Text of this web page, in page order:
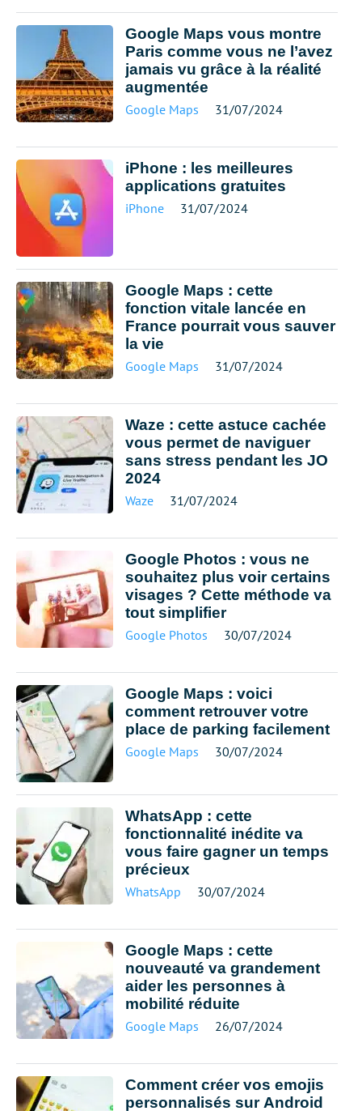
Google Maps vous montre
Paris comme vous ne l’avez
jamais vu grâce à la réalité
augmentée
Google Maps 31/07/2024
iPhone : les meilleures
applications gratuites
iPhone 31/07/2024
Google Maps : cette
fonction vitale lancée en
France pourrait vous sauver
la vie
Google Maps 31/07/2024
Waze : cette astuce cachée
vous permet de naviguer
sans stress pendant les JO
2024
Waze 31/07/2024
Google Photos : vous ne
souhaitez plus voir certains
visages ? Cette méthode va
tout simplifier
Google Photos 30/07/2024
Google Maps : voici
comment retrouver votre
place de parking facilement
Google Maps 30/07/2024
WhatsApp : cette
fonctionnalité inédite va
vous faire gagner un temps
précieux
WhatsApp 30/07/2024
Google Maps : cette
nouveauté va grandement
aider les personnes à
mobilité réduite
Google Maps 26/07/2024
Comment créer vos emojis
personnalisés sur Android